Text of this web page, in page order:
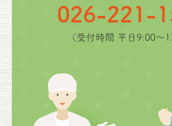
026-221-
（受付時間 平日9:00〜